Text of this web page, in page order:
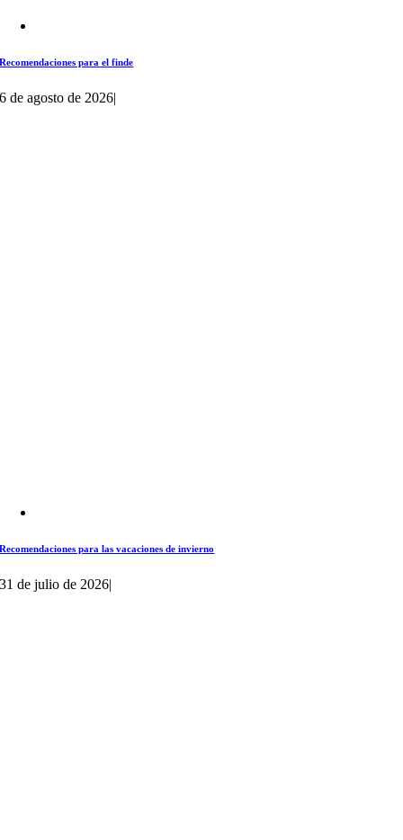
Recomendaciones para el finde
6 de agosto de 2026|
Recomendaciones para las vacaciones de invierno
31 de julio de 2026|